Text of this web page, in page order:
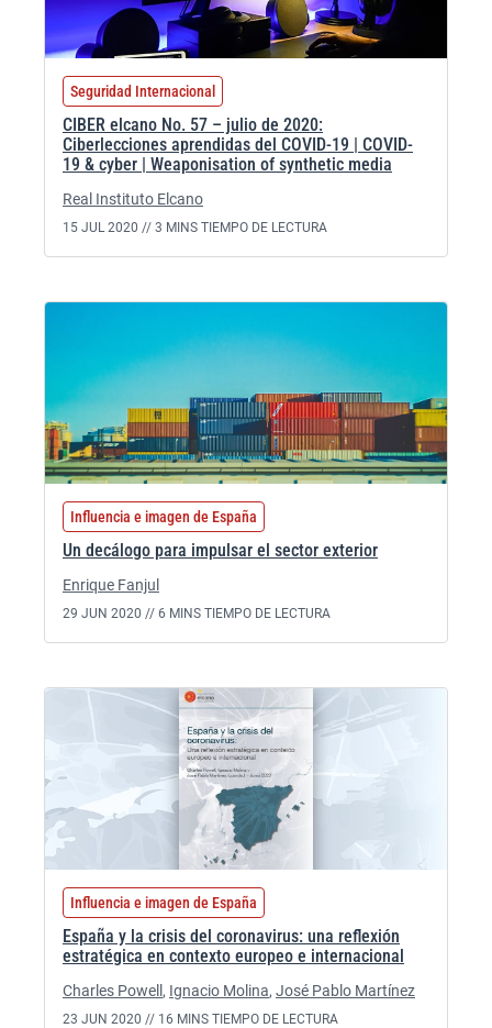
Seguridad Internacional
CIBER elcano No. 57 – julio de 2020:
Ciberlecciones aprendidas del COVID-19 | COVID-
19 & cyber | Weaponisation of synthetic media
Real Instituto Elcano
15 JUL 2020 // 3 MINS TIEMPO DE LECTURA
Influencia e imagen de España
Un decálogo para impulsar el sector exterior
Enrique Fanjul
29 JUN 2020 // 6 MINS TIEMPO DE LECTURA
Influencia e imagen de España
España y la crisis del coronavirus: una reflexión
estratégica en contexto europeo e internacional
Charles Powell , Ignacio Molina, José Pablo Martínez
23 JUN 2020 // 16 MINS TIEMPO DE LECTURA